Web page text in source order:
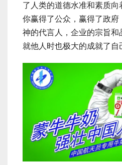
了人类的道德水准和素质
你赢得了公众，赢得了政
神的代言人，企业的宗旨
就他人时也极大的成就了自